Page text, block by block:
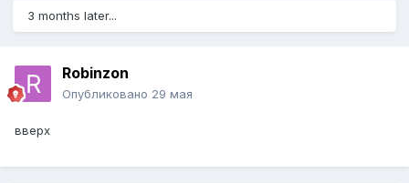
3 months later...
Robinzon
Опубликовано 29 мая
вверх